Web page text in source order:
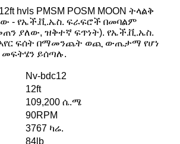
hvls PMSM POSM MOON ትላልቅ
- የኤች.ቪ.ኤስ. ፍራፍሮች በመባልም
ያለው, ዝቅተኛ ፍጥነት). የኤች.ቪ.ኤስ.
ፍሰት በማመንጨት ወጪ ውጤታማ የሆነ
መፍትሄን ይሰጣሉ.
Nv-bdc12
12ft
109,200 ሴ.ሜ
90RPM
3767 ካሬ.
84lb